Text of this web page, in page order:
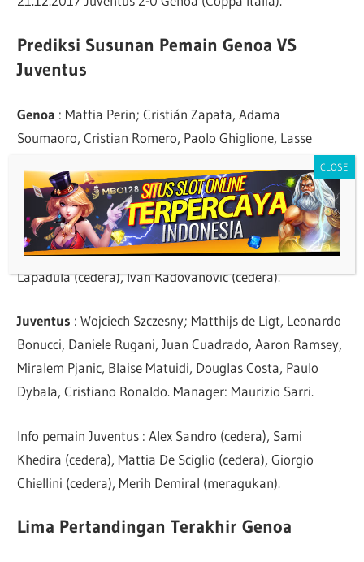
Prediksi Susunan Pemain Genoa VS
Juventus
Genoa : Mattia Perin; Cristián Zapata, Adama
Soumaoro, Cristian Romero, Paolo Ghiglione, Lasse
Barreca, Goran Pandev, Mattia Destro. Manager: Davide
Nicola.
Info pemain Genoa : Domenico Criscito (cedera), Gianluca
Lapadula (cedera), Ivan Radovanovic (cedera).
Juventus : Wojciech Szczesny; Matthijs de Ligt, Leonardo
Bonucci, Daniele Rugani, Juan Cuadrado, Aaron Ramsey,
Miralem Pjanic, Blaise Matuidi, Douglas Costa, Paulo
Dybala, Cristiano Ronaldo. Manager: Maurizio Sarri.
Info pemain Juventus : Alex Sandro (cedera), Sami
Khedira (cedera), Mattia De Sciglio (cedera), Giorgio
Chiellini (cedera), Merih Demiral (meragukan).
Lima Pertandingan Terakhir Genoa